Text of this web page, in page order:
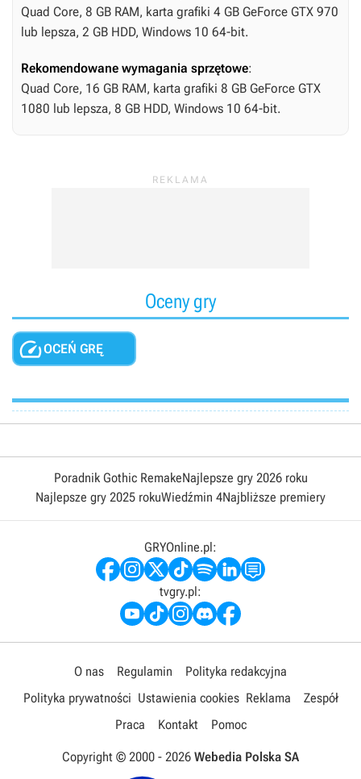
Quad Core, 8 GB RAM, karta grafiki 4 GB GeForce GTX 970
lub lepsza, 2 GB HDD, Windows 10 64-bit.
Rekomendowane wymagania sprzętowe:
Quad Core, 16 GB RAM, karta grafiki 8 GB GeForce GTX
1080 lub lepsza, 8 GB HDD, Windows 10 64-bit.
Oceny gry
OCEŃ GRĘ
Poradnik Gothic RemakeNajlepsze gry 2026 roku
Najlepsze gry 2025 rokuWiedźmin 4Najbliższe premiery
GRYOnline.pl:
tvgry.pl:
O nas Regulamin
Polityka redakcyjna
Polityka prywatności Ustawienia cookies Reklama
Zespół
Praca
Kontakt Pomoc
Copyright © 2000 - 2026 Webedia Polska SA